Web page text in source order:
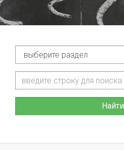
Найти